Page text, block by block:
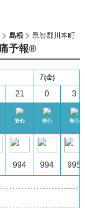
島根 邑智郡川本町
予報®︎
21
安心
994
7(金)
0
安心
994
3
安心
995